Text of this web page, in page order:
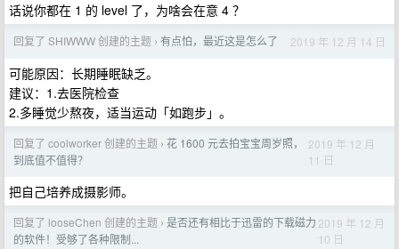
话说你都在 1 的 level 了，为啥会在意 4 ？
回复了 SHIWWW 创建的主题 › 有点怕，最近这是怎么了 2019 年 12 月 14 日
可能原因：长期睡眠缺乏。
建议：1.去医院检查
2.多睡觉少熬夜，适当运动「如跑步」。
回复了 coolworker 创建的主题 › 花 1600 元去拍宝宝周岁照，
到底值不值得？
2019 年 12 月
11 日
把自己培养成摄影师。
回复了 looseChen 创建的主题 › 是否还有相比于迅雷的下载磁力
的软件！受够了各种限制...
2019 年 12 月
10 日